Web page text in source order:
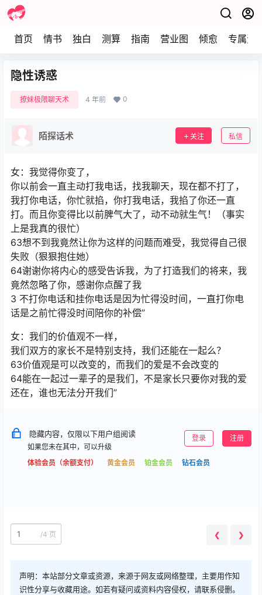
首页 情书 独白 测算 指南 营业图 倾愈 专属资
隐性诱惑
撩妹极限聊天术 4 年前 0
陌探话术 关注 私信
女：我觉得你变了，
你以前会一直主动打我电话，找我聊天，现在都不打了，
我打你电话，你忙就掐，你打我电话，我掐了你还一直
打。而且你变得比以前脾气大了，动不动就生气！（事实
上是我真的很忙）
63想不到我竟然让你为这样的问题而难受，我觉得自己很
失败（狠狠抱住她）
64谢谢你将内心的感受告诉我，为了打造我们的将来，我
竟然忽略了你，感谢你点醒了我
3 不打你电话和挂你电话是因为忙得没时间，一直打你电
话是之前忙得没时间陪你的补偿”
女：我们的价值观不一样，
我们双方的家长不是特别支持，我们还能在一起么？
63价值观是可以改变的，而我们的爱是不会改变的
64能在一起过一辈子的是我们，不是家长只要你对我的爱
还在，谁也无法分开我们”
隐藏内容，仅限以下用户组阅读
如果您未在其中，可以升级
体验会员（余额支付）
黄金会员 铂金会员 钻石会员
登录 注册
/4 页 ❮ ❯
声明：本站部分文章或资源，来源于网友或网络整理，主要用作知
识性分享与收藏用途。如若有疑问或资料内容侵权，请联系侵删。